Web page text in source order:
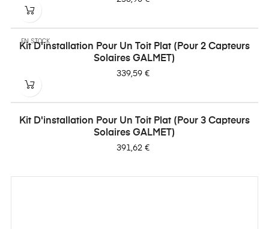
EN STOCK
Kit D'installation Pour Un Toit Plat (pour 2 Capteurs
Solaires GALMET)
Prix
339,59 €
Kit D'installation Pour Un Toit Plat (pour 3 Capteurs
Solaires GALMET)
Prix
391,62 €